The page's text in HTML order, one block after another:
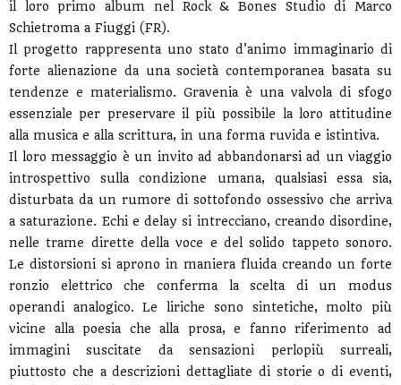
il loro primo album nel Rock & Bones Studio di Marco
Schietroma a Fiuggi (FR).
Il progetto rappresenta uno stato d'animo immaginario di
forte alienazione da una società contemporanea basata su
tendenze e materialismo. Gravenia è una valvola di sfogo
essenziale per preservare il più possibile la loro attitudine
alla musica e alla scrittura, in una forma ruvida e istintiva.
Il loro messaggio è un invito ad abbandonarsi ad un viaggio
introspettivo sulla condizione umana, qualsiasi essa sia,
disturbata da un rumore di sottofondo ossessivo che arriva
a saturazione. Echi e delay si intrecciano, creando disordine,
nelle trame dirette della voce e del solido tappeto sonoro.
Le distorsioni si aprono in maniera fluida creando un forte
ronzio elettrico che conferma la scelta di un modus
operandi analogico. Le liriche sono sintetiche, molto più
vicine alla poesia che alla prosa, e fanno riferimento ad
immagini suscitate da sensazioni perlopiù surreali,
piuttosto che a descrizioni dettagliate di storie o di eventi,